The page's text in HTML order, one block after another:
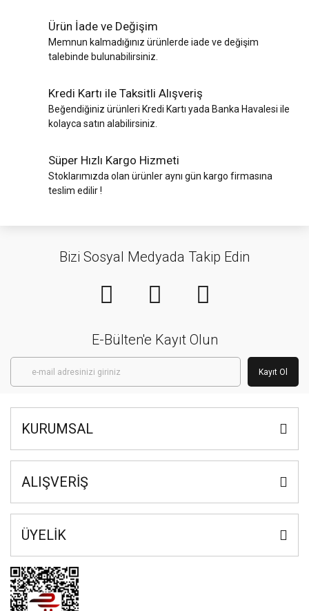
Ürün İade ve Değişim
Memnun kalmadığınız ürünlerde iade ve değişim
talebinde bulunabilirsiniz.
Kredi Kartı ile Taksitli Alışveriş
Beğendiğiniz ürünleri Kredi Kartı yada Banka Havalesi ile
kolayca satın alabilirsiniz.
Süper Hızlı Kargo Hizmeti
Stoklarımızda olan ürünler aynı gün kargo firmasına
teslim edilir !
Bizi Sosyal Medyada Takip Edin
E-Bülten'e Kayıt Olun
Kayıt Ol
KURUMSAL
ALIŞVERİŞ
ÜYELİK